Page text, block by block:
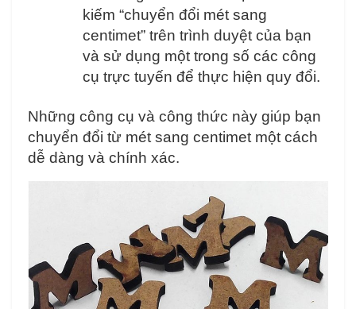
kiếm “chuyển đổi mét sang
centimet” trên trình duyệt của bạn
và sử dụng một trong số các công
cụ trực tuyến để thực hiện quy đổi.
Những công cụ và công thức này giúp bạn
chuyển đổi từ mét sang centimet một cách
dễ dàng và chính xác.